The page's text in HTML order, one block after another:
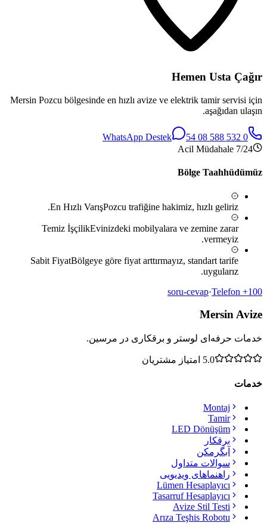
Hemen Usta Çağır
Mersin Pozcu bölgesinde en hızlı avize ve elektrik tamir servisi için
aşağıdan ulaşın.
0 532 588 08 54
WhatsApp Destek
7/24 Acil Müdahale
Bölge Taahhüdümüz
En Hızlı VarışPozcu trafiğine hakimiz, hızlı geliriz.
Temiz İşçilikEvinizdeki mobilyalara ve zemine zarar
vermeyiz.
Sabit FiyatBölgeye göre fiyat arttırmayız, standart tarife
uygularız.
100+ soru-cevap
·Telefon
Mersin Avize
خدمات حرفه‌ای لوستر و برقکاری در مرسین.
5.0 امتیاز مشتریان
خدمات
Montaj
Tamir
LED Dönüşüm
برقکار
آبگرمکن
سوالات متداول
راهنماهای ویدیویی
Lümen Hesaplayıcı
Tasarruf Hesaplayıcı
Avize Stil Testi
Arıza Teşhis Robotu